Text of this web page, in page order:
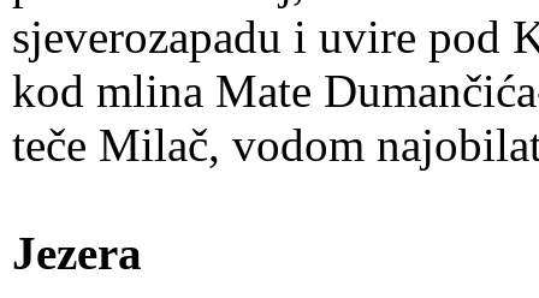
sjeverozapadu i uvire pod
kod mlina Mate
teče Milač, vodom
Jezera